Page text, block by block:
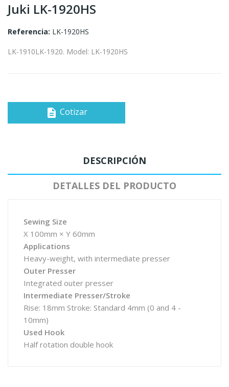
Juki LK-1920HS
Referencia: LK-1920HS
LK-1910LK-1920. Model: LK-1920HS
description Cotizar
DESCRIPCIÓN
DETALLES DEL PRODUCTO
Sewing Size
X 100mm × Y 60mm
Applications
Heavy-weight, with intermediate presser
Outer Presser
Integrated outer presser
Intermediate Presser/Stroke
Rise: 18mm Stroke: Standard 4mm (0 and 4 -
10mm)
Used Hook
Half rotation double hook